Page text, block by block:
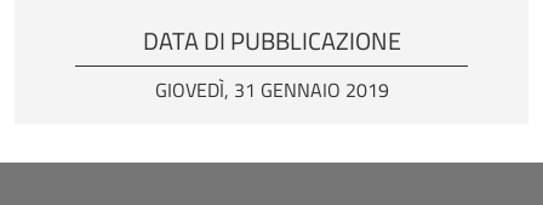
DATA DI PUBBLICAZIONE
GIOVEDÌ, 31 GENNAIO 2019